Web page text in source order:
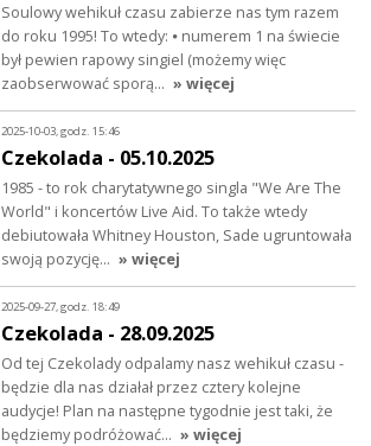
Soulowy wehikuł czasu zabierze nas tym razem
do roku 1995! To wtedy: ⦁ numerem 1 na świecie
był pewien rapowy singiel (możemy więc
zaobserwować sporą… » więcej
2025-10-03, godz. 15:46
Czekolada - 05.10.2025
1985 - to rok charytatywnego singla "We Are The
World" i koncertów Live Aid. To także wtedy
debiutowała Whitney Houston, Sade ugruntowała
swoją pozycję… » więcej
2025-09-27, godz. 18:49
Czekolada - 28.09.2025
Od tej Czekolady odpalamy nasz wehikuł czasu -
będzie dla nas działał przez cztery kolejne
audycje! Plan na następne tygodnie jest taki, że
będziemy podróżować… » więcej